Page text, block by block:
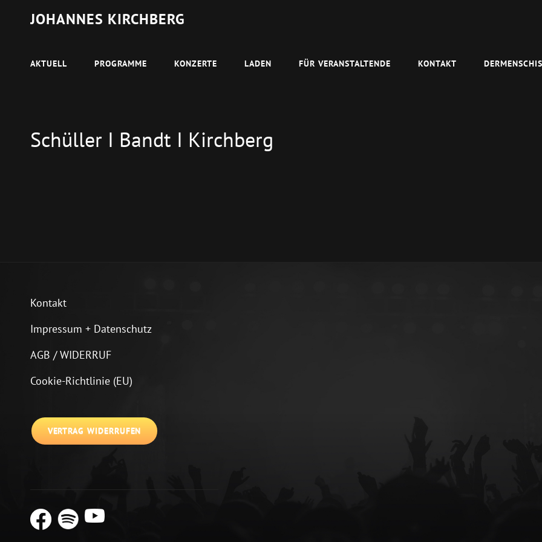
JOHANNES KIRCHBERG
AKTUELL PROGRAMME KONZERTE LADEN FÜR VERANSTALTENDE KONTAKT
Schüller I Bandt I Kirchberg
Kontakt
Impressum + Datenschutz
AGB / WIDERRUF
Cookie-Richtlinie (EU)
VERTRAG WIDERRUFEN